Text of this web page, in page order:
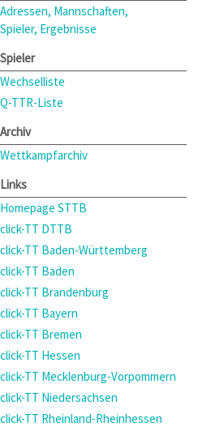
Adressen, Mannschaften,
Spieler, Ergebnisse
Spieler
Wechselliste
Q-TTR-Liste
Archiv
Wettkampfarchiv
Links
Homepage STTB
click-TT DTTB
click-TT Baden-Württemberg
click-TT Baden
click-TT Brandenburg
click-TT Bayern
click-TT Bremen
click-TT Hessen
click-TT Mecklenburg-Vorpommern
click-TT Niedersachsen
click-TT Rheinland-Rheinhessen